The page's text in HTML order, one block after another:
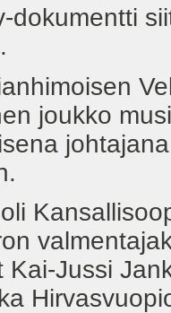
dokumentti
joukko
Kai-Jussi